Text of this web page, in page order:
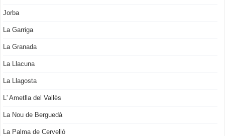
Jorba
La Garriga
La Granada
La Llacuna
La Llagosta
L' Ametlla del Vallès
La Nou de Berguedà
La Palma de Cervelló